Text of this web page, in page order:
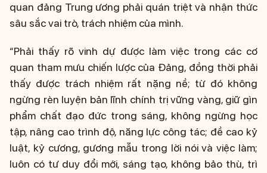
quan đảng Trung ương phải quán triệt và nhận thức
sâu sắc vai trò, trách nhiệm của mình.
“Phải thấy rõ vinh dự được làm việc trong các cơ
quan tham mưu chiến lược của Đảng, đồng thời phải
thấy được trách nhiệm rất nặng nề; từ đó không
ngừng rèn luyện bản lĩnh chính trị vững vàng, giữ gìn
phẩm chất đạo đức trong sáng, không ngừng học
tập, nâng cao trình độ, năng lực công tác; đề cao kỷ
luật, kỷ cương, gương mẫu trong lời nói và việc làm;
luôn có tư duy đổi mới, sáng tạo, không bảo thù, trì